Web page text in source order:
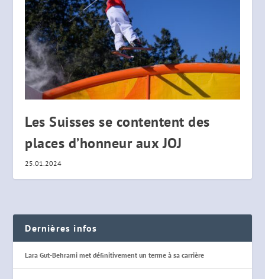
Les Suisses se contentent des
places d’honneur aux JOJ
25.01.2024
Dernières infos
Lara Gut-Behrami met définitivement un terme à sa carrière